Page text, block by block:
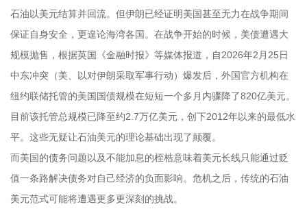
石油以美元结算并回流。但伊朗已经证明美国甚至无力在战争期间
保证自身安全，更遑论海湾各国。在战争开始的时候，美债遭遇大
规模抛售，根据英国《金融时报》等媒体报道，自2026年2月25日
中东冲突（美、以对伊朗采取军事行动）爆发后，外国官方机构在
纽约联储托管的美国国债规模在短短一个多月内骤降了820亿美元。
目前该托管总规模已降至约2.7万亿美元，创下2012年以来的最低水
平。这些无疑让石油美元的理论基础出现了颠覆。
而美国的债务问题以及不能加息的桎梏意味着美元长线只能通过贬
值一条路解决债务对自己经济的负面影响。危机之后，传统的石油
美元范式可能将遭遇更多更深刻的挑战。